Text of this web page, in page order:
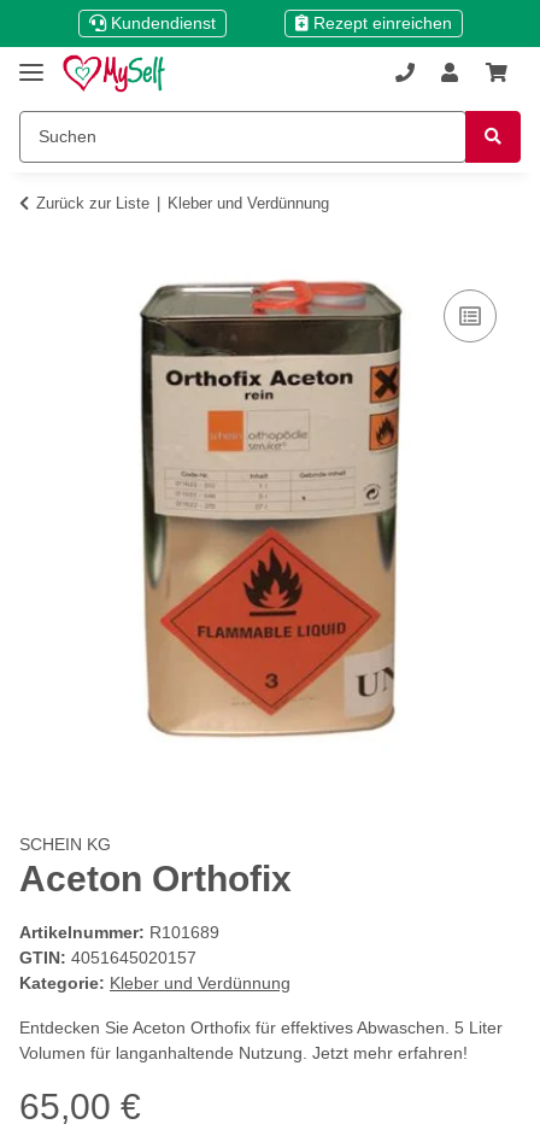
Kundendienst Rezept einreichen
Zurück zur Liste Kleber und Verdünnung
SCHEIN KG
Aceton Orthofix
Artikelnummer: R101689
GTIN: 4051645020157
Kategorie: Kleber und Verdünnung
Entdecken Sie Aceton Orthofix für effektives Abwaschen. 5 Liter
Volumen für langanhaltende Nutzung. Jetzt mehr erfahren!
65,00 €